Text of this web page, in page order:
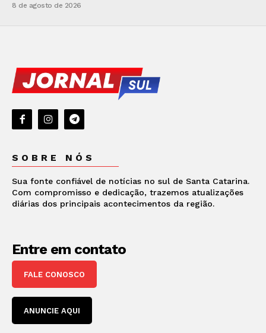
8 de agosto de 2026
SOBRE NÓS
Sua fonte confiável de notícias no sul de Santa Catarina.
Com compromisso e dedicação, trazemos atualizações
diárias dos principais acontecimentos da região.
Entre em contato
FALE CONOSCO
ANUNCIE AQUI